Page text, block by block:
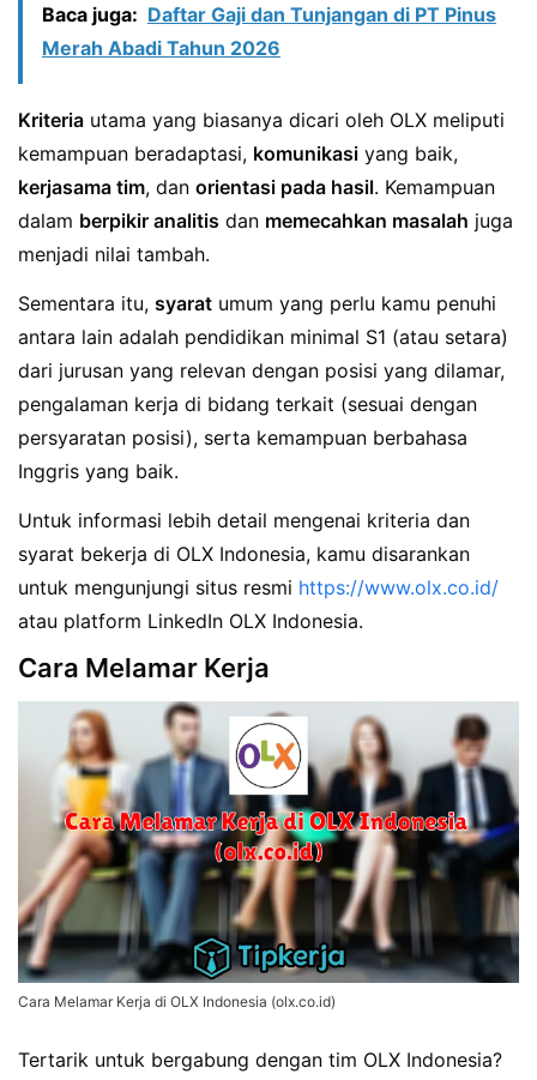
Baca juga: Daftar Gaji dan Tunjangan di PT Pinus
Merah Abadi Tahun 2026
Kriteria utama yang biasanya dicari oleh OLX meliputi
kemampuan beradaptasi, komunikasi yang baik,
kerjasama tim, dan orientasi pada hasil. Kemampuan
dalam berpikir analitis dan memecahkan masalah juga
menjadi nilai tambah.
Sementara itu, syarat umum yang perlu kamu penuhi
antara lain adalah pendidikan minimal S1 (atau setara)
dari jurusan yang relevan dengan posisi yang dilamar,
pengalaman kerja di bidang terkait (sesuai dengan
persyaratan posisi), serta kemampuan berbahasa
Inggris yang baik.
Untuk informasi lebih detail mengenai kriteria dan
syarat bekerja di OLX Indonesia, kamu disarankan
untuk mengunjungi situs resmi https://www.olx.co.id/
atau platform LinkedIn OLX Indonesia.
Cara Melamar Kerja
Cara Melamar Kerja di OLX Indonesia (olx.co.id)
Tertarik untuk bergabung dengan tim OLX Indonesia?